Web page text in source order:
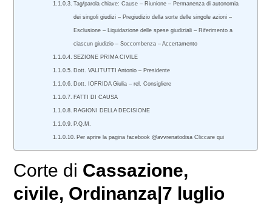
Tag/parola chiave: Cause – Riunione – Permanenza di autonomia
dei singoli giudizi – Pregiudizio della sorte delle singole azioni –
Esclusione – Liquidazione delle spese giudiziali – Riferimento a
ciascun giudizio – Soccombenza – Accertamento
SEZIONE PRIMA CIVILE
Dott. VALITUTTI Antonio – Presidente
Dott. IOFRIDA Giulia – rel. Consigliere
FATTI DI CAUSA
RAGIONI DELLA DECISIONE
P.Q.M.
Per aprire la pagina facebook @avvrenatodisa Cliccare qui
Corte di Cassazione,
civile, Ordinanza|7 luglio